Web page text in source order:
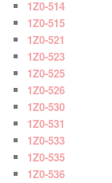
1Z0-514
1Z0-515
1Z0-521
1Z0-523
1Z0-525
1Z0-526
1Z0-530
1Z0-531
1Z0-533
1Z0-535
1Z0-536